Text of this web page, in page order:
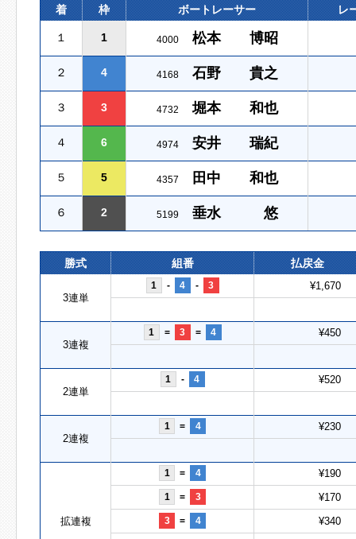
着 枠 ボートレーサー レ
１ 1 4000 松本 博昭
２ 4 4168 石野 貴之
３ 3 4732 堀本 和也
４ 6 4974 安井 瑞紀
５ 5 4357 田中 和也
６ 2 5199 垂水 悠
勝式 組番 払戻金
3連単
1 - 4 - 3 ¥1,670
3連複
1 = 3 = 4 ¥450
2連単
1 - 4 ¥520
2連複
1 = 4 ¥230
拡連複
1 = 4 ¥190
1 = 3 ¥170
3 = 4 ¥340